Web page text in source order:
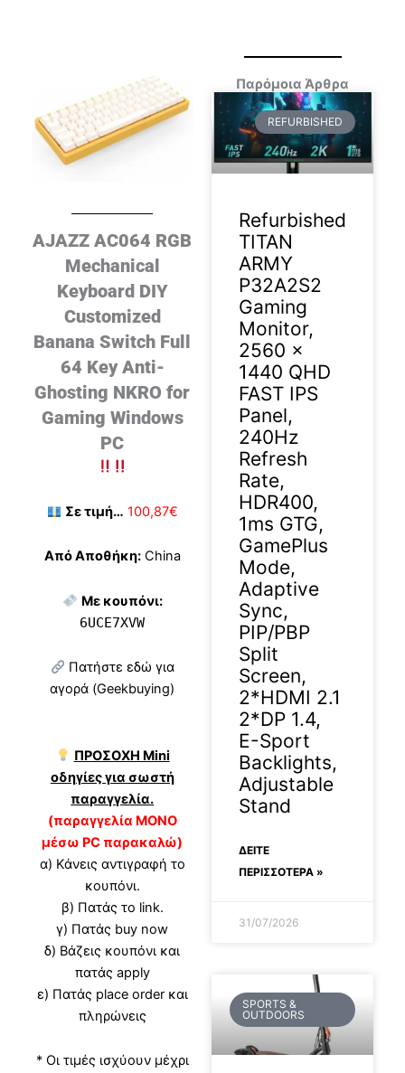
AJAZZ AC064 RGB
Mechanical
Keyboard DIY
Customized
Banana Switch Full
64 Key Anti-
Ghosting NKRO for
Gaming Windows
PC
Σε τιμή… 100,87€
Από Αποθήκη:China
Με κουπόνι:
6UCE7XVW
Πατήστε εδώ για
αγορά (Geekbuying)
ΠΡΟΣΟΧΗ Mini
οδηγίες για σωστή
παραγγελία.
(παραγγελία ΜΟΝΟ
μέσω PC παρακαλώ)
α) Κάνεις αντιγραφή το
κουπόνι.
β) Πατάς το link.
γ) Πατάς buy now
δ) Βάζεις κουπόνι και
πατάς apply
ε) Πατάς place order και
πληρώνεις
* Οι τιμές ισχύουν μέχρι
Παρόμοια Άρθρα
REFURBISHED
Refurbished
TITAN
ARMY
P32A2S2
Gaming
Monitor,
2560 x
1440 QHD
FAST IPS
Panel,
240Hz
Refresh
Rate,
HDR400,
1ms GTG,
GamePlus
Mode,
Adaptive
Sync,
PIP/PBP
Split
Screen,
2*HDMI 2.1
2*DP 1.4,
E-Sport
Backlights,
Adjustable
Stand
ΔΕΊΤΕ
ΠΕΡΙΣΣΟΤΕΡΑ »
31/07/2026
SPORTS &
OUTDOORS